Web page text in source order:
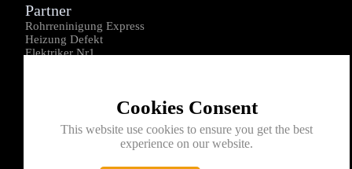
Cookies Consent
This website use cookies to ensure you get the best
experience on our website.
Partner
Rohrreninigung Express
Heizung Defekt
Elektriker Nr1
Kontakt